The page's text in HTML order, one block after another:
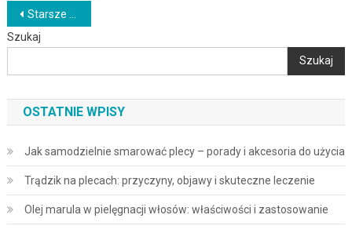
Nawigacja
po
wpisach
Starsze wpisy
Szukaj
Szukaj
OSTATNIE WPISY
Jak samodzielnie smarować plecy – porady i akcesoria do użycia
Trądzik na plecach: przyczyny, objawy i skuteczne leczenie
Olej marula w pielęgnacji włosów: właściwości i zastosowanie